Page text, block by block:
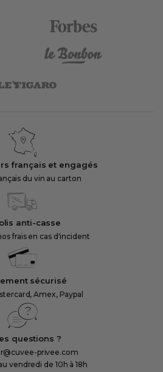
français et engagés
du vin au carton
anti-casse
frais en cas d'incident
sécurisé
Amex, Paypal
questions ?
privee.com
vendredi de 10h à 18h